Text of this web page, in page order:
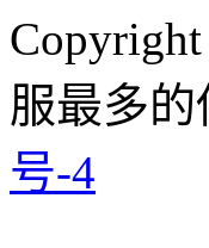
服最多
号-4